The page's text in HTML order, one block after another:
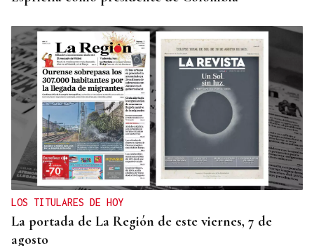
LOS TITULARES DE HOY
La portada de La Región de este viernes, 7 de
agosto